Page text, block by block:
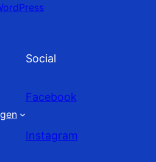
Social
Facebook
Instagram